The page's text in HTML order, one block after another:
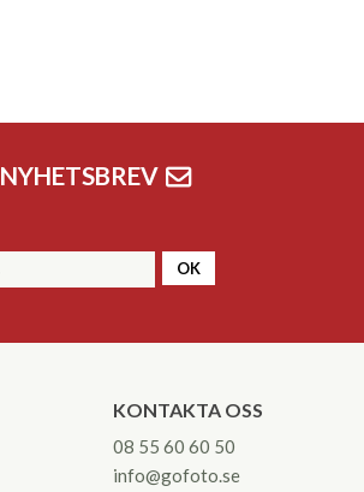
NYHETSBREV
OK
KONTAKTA OSS
08 55 60 60 50
info@gofoto.se